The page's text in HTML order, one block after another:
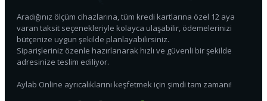
Aradığınız ölçüm cihazlarına, tüm kredi kartlarına özel 12 aya
varan taksit seçenekleriyle kolayca ulaşabilir, ödemelerinizi
bütçenize uygun şekilde planlayabilirsiniz.
Siparişleriniz özenle hazırlanarak hızlı ve güvenli bir şekilde
adresinize teslim ediliyor.
Aylab Online ayrıcalıklarını keşfetmek için şimdi tam zamanı!